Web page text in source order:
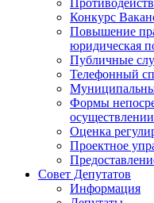
Конкурс
Повышение
юридическая
Публичные
Телефонный
Формы
Оценка
Проектное
Совет Депутатов
Информация